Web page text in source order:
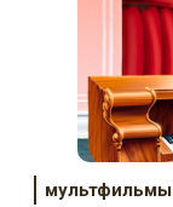
мультфильмы